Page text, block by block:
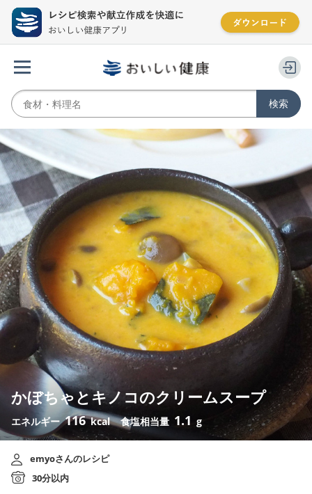
かぼちゃとキノコのクリームスープ
エネルギー116 kcal 食塩相当量 1.1 g
emyoさんのレシピ
30分以内